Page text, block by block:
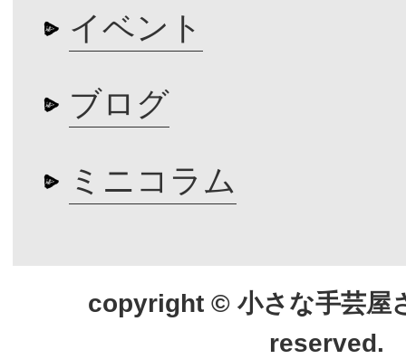
イベント
ブログ
ミニコラム
copyright © 小さな手芸屋
reserved.